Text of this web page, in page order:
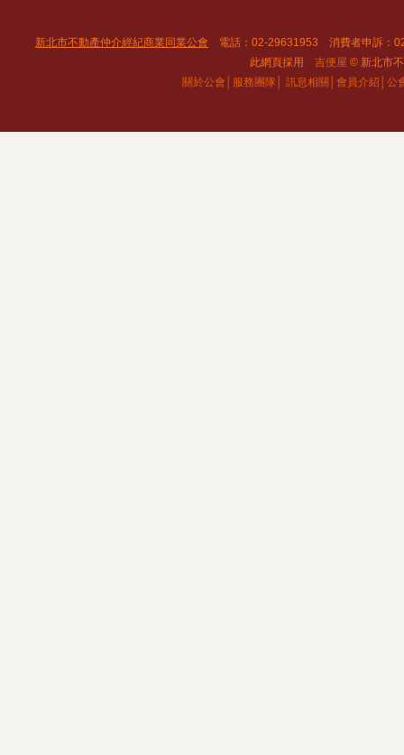
新北市不動產仲介經紀商業同業公會 電話：02-29631953 消費者申訴：
此網頁採用 吉便屋 © 新北市
關於公會│ 服務團隊│ 訊息相關│ 會員介紹│ 公